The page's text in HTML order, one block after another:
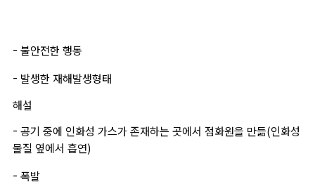
- 불안전한 행동
- 발생한 재해발생형태
해설
- 공기 중에 인화성 가스가 존재하는 곳에서 점화원을 만듦(인화성
물질 옆에서 흡연)
- 폭발